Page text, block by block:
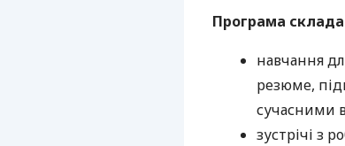
Програма
навчання
резюме,
сучасними
зустрічі з